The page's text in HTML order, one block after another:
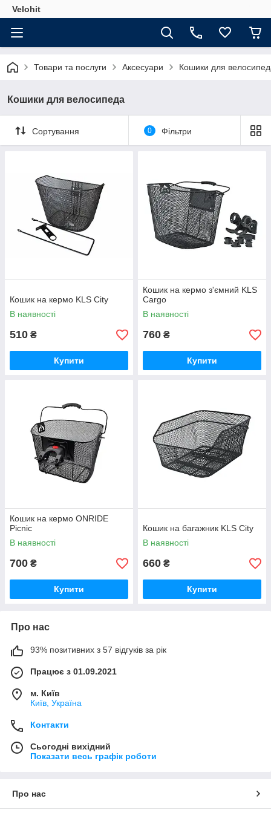
Velohit
Товари та послуги Аксесуари Кошики для
Кошики для велосипеда
Сортування 0 Фільтри
Кошик на кермо KLS City
В наявності
510 ₴
Купити
Кошик на кермо з'ємний KLS
Cargo
В наявності
760 ₴
Купити
Кошик на кермо ONRIDE
Picnic
В наявності
700 ₴
Купити
Кошик на багажник KLS City
В наявності
660 ₴
Купити
Про нас
93% позитивних з 57 відгуків за рік
Працює з 01.09.2021
м. Київ
Київ, Україна
Контакти
Сьогодні вихідний
Показати весь графік роботи
Про нас